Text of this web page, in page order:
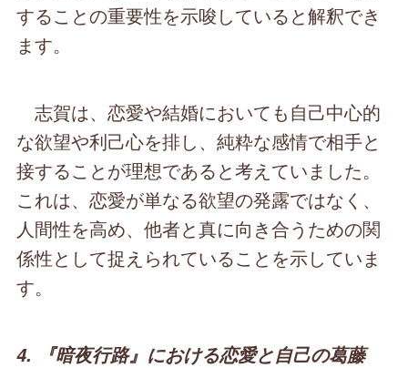
することの重要性を示唆していると解釈でき
ます。
志賀は、恋愛や結婚においても自己中心的
な欲望や利己心を排し、純粋な感情で相手と
接することが理想であると考えていました。
これは、恋愛が単なる欲望の発露ではなく、
人間性を高め、他者と真に向き合うための関
係性として捉えられていることを示していま
す。
4. 『暗夜行路』における恋愛と自己の葛藤